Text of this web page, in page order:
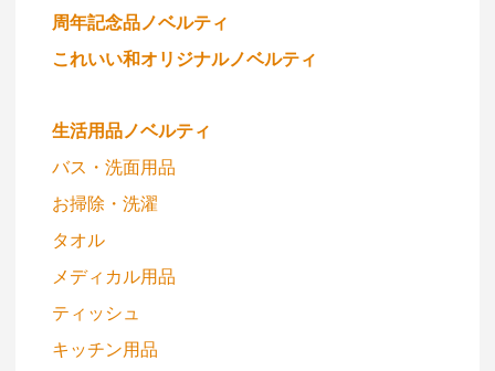
周年記念品ノベルティ
これいい和オリジナルノベルティ
生活用品ノベルティ
バス・洗面用品
お掃除・洗濯
タオル
メディカル用品
ティッシュ
キッチン用品